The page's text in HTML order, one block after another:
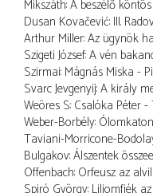
Mikszáth: A beszélő
Dusan Kovačević: III.
Arthur Miller: Az ügynök
Szigeti József: A vén
Szirmai: Mágnás Miska -
Svarc Jevgenyij: A király
Weöres S: Csalóka Péter -
Weber-Borbély:
Taviani-Morricone-
Bulgakov: Álszentek
Offenbach: Orfeusz az